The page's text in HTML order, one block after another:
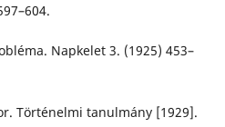
Napkelet 3. (1925) 453–
Történelmi tanulmány [1929].